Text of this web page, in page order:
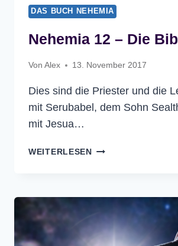
DAS BUCH NEHEMIA
Nehemia 12 – Die
Von Alex 13. November 2017
Dies sind die Priester und die
mit Serubabel, dem Sohn
mit Jesua…
WEITERLESEN NEHEMIA